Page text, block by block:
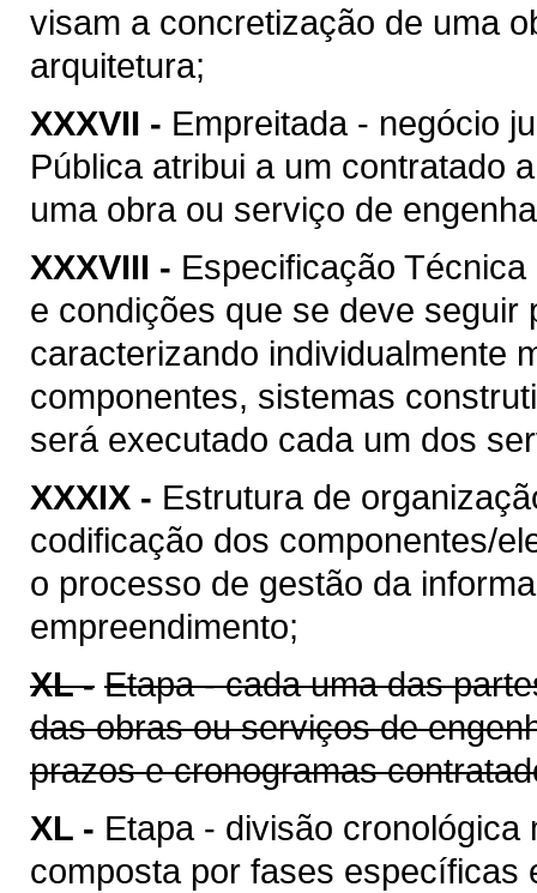
visam a concretização de uma
arquitetura;
XXXVII - Empreitada - negócio
Pública atribui a um contratado
uma obra ou serviço de
XXXVIII - Especificação
e condições que se deve seguir
caracterizando individualmente
componentes, sistemas
será executado cada um dos
XXXIX - Estrutura de
codificação dos componentes/
o processo de gestão da
empreendimento;
XL - Etapa - cada uma das
das obras ou serviços de
prazos e cronogramas
XL - Etapa - divisão
composta por fases específicas